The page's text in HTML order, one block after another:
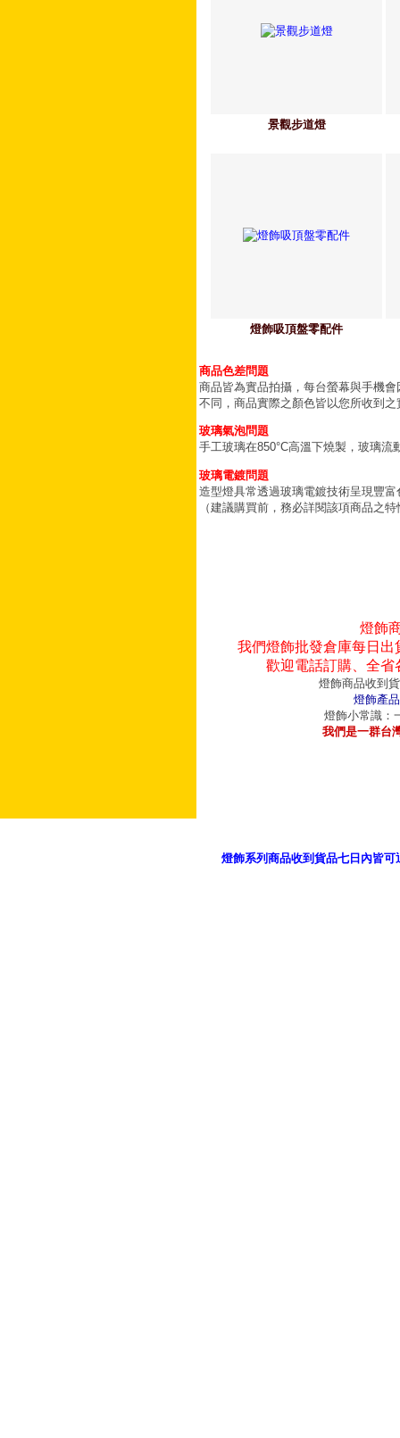
景觀步道燈
燈飾吸頂盤零配件
商品色差問題
商品皆為實品拍攝，每台螢幕與手機
不同，商品實際之顏色皆以您所收到之
玻璃氣泡問題
手工玻璃在850°C高溫下燒製，玻璃
玻璃電鍍問題
造型燈具常透過玻璃電鍍技術呈現豐
（建議購買前，務必詳閱該項商品之
燈飾
我們燈飾批發倉庫每日
歡迎電話訂購、全
燈飾商品收到
燈飾產
燈飾小常識：
我們是一群台
燈飾系列商品收到貨品七日內皆